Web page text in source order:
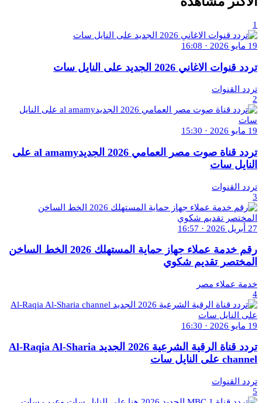
1
19 مايو 2026 · 16:08
تردد قنوات الاغاني 2026 الجديد على النايل سات
تردد القنوات
2
19 مايو 2026 · 15:30
تردد قناة صوت مصر العمامي 2026 الجديدal amamy على
النايل سات
تردد القنوات
3
27 أبريل 2026 · 16:57
رقم خدمة عملاء جهاز حماية المستهلك 2026 الخط الساخن
المختصر تقديم شكوي
خدمة عملاء مصر
4
19 مايو 2026 · 16:30
تردد قناة الرقية الشرعية 2026 الجديد Al-Raqia Al-Sharia
channel على النايل سات
تردد القنوات
5